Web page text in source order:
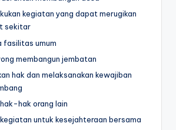
kegiatan yang dapat merugikan
sekitar
fasilitas umum
membangun jembatan
hak dan melaksanakan kewajiban
hak orang lain
untuk kesejahteraan bersama